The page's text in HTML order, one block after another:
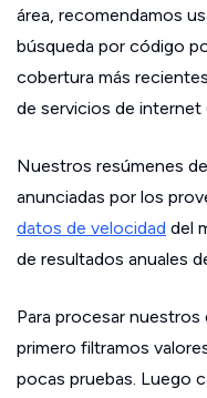
área, recomendamos
búsqueda por código
cobertura más
de servicios de internet
Nuestros resúmenes
anunciadas por los
datos de velocidad del
de resultados anuales
Para procesar
primero filtramos
pocas pruebas. Luego